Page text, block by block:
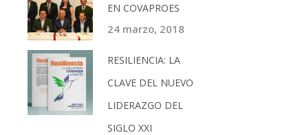
EN COVAPROES
24 marzo, 2018
RESILIENCIA: LA
CLAVE DEL NUEVO
LIDERAZGO DEL
SIGLO XXI